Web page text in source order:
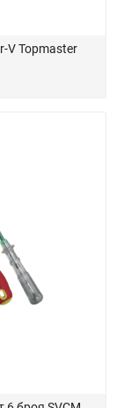
V Topmaster